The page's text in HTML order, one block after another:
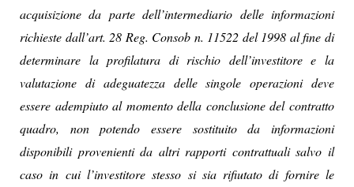
acquisizione da parte dell’intermediario delle informazioni
richieste dall’art. 28 Reg. Consob n. 11522 del 1998 al fine di
determinare la profilatura di rischio dell’investitore e la
valutazione di adeguatezza delle singole operazioni deve
essere adempiuto al momento della conclusione del contratto
quadro, non potendo essere sostituito da informazioni
disponibili provenienti da altri rapporti contrattuali salvo il
caso in cui l’investitore stesso si sia rifiutato di fornire le